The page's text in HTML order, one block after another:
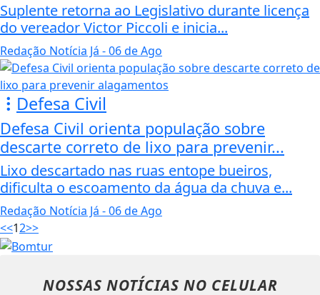
Suplente retorna ao Legislativo durante licença
do vereador Victor Piccoli e inicia...
Redação Notícia Já - 06 de Ago
Defesa Civil
Defesa Civil orienta população sobre
descarte correto de lixo para prevenir...
Lixo descartado nas ruas entope bueiros,
dificulta o escoamento da água da chuva e...
Redação Notícia Já - 06 de Ago
<<12>>
NOSSAS NOTÍCIAS NO CELULAR